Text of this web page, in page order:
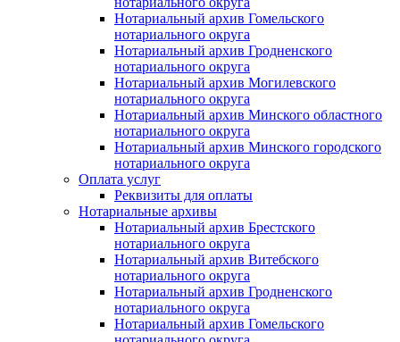
Нотариальный архив Гомельского
нотариального округа
Нотариальный архив Гродненского
нотариального округа
Нотариальный архив Могилевского
нотариального округа
Нотариальный архив Минского областного
нотариального округа
Нотариальный архив Минского городского
нотариального округа
Оплата услуг
Реквизиты для оплаты
Нотариальные архивы
Нотариальный архив Брестского
нотариального округа
Нотариальный архив Витебского
нотариального округа
Нотариальный архив Гродненского
нотариального округа
Нотариальный архив Гомельского